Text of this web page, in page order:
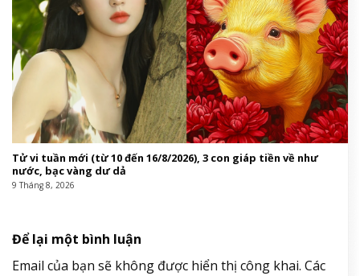
Tử vi tuần mới (từ 10 đến 16/8/2026), 3 con giáp tiền về như
nước, bạc vàng dư dả
9 Tháng 8, 2026
Để lại một bình luận
Email của bạn sẽ không được hiển thị công khai. Các